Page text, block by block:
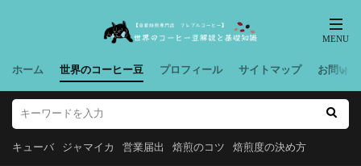
ホーム 世界のコーヒー豆 プロフィール サイトマップ お問い
キューバ ジャマイカ 営業届出 焙煎のコツ 焙煎度の決め方